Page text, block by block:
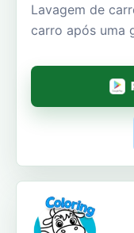
Lavagem de
carro após uma